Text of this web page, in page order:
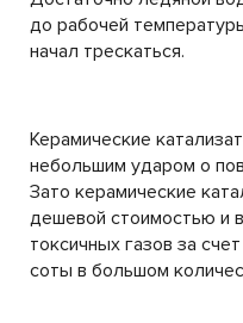
до рабочей
начал трескаться.
Керамические
небольшим ударом о
Зато керамические
дешевой стоимостью и
токсичных газов за
соты в большом